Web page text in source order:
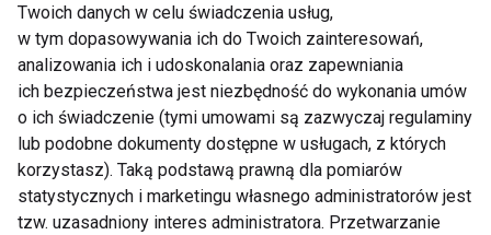
Zapisz się do naszego newslettera
Wyrażam zgodę na otrzymywanie informacji
handlowej drogą elektroniczną na podany adres e-mail
przez FIT.PL. Więcej informacji znajdziesz w Polityce
Prywatności.
Twoich danych w celu świadczenia usług,
w tym dopasowywania ich do Twoich zainteresowań,
analizowania ich i udoskonalania oraz zapewniania
ich bezpieczeństwa jest niezbędność do wykonania umów
o ich świadczenie (tymi umowami są zazwyczaj regulaminy
lub podobne dokumenty dostępne w usługach, z których
korzystasz). Taką podstawą prawną dla pomiarów
statystycznych i marketingu własnego administratorów jest
tzw. uzasadniony interes administratora. Przetwarzanie